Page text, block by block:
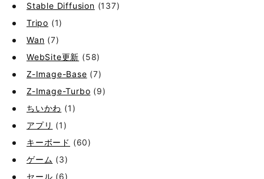
Stable Diffusion (137)
Tripo (1)
Wan (7)
WebSite更新 (58)
Z-Image-Base (7)
Z-Image-Turbo (9)
ちいかわ (1)
アプリ (1)
キーボード (60)
ゲーム (3)
セール (6)